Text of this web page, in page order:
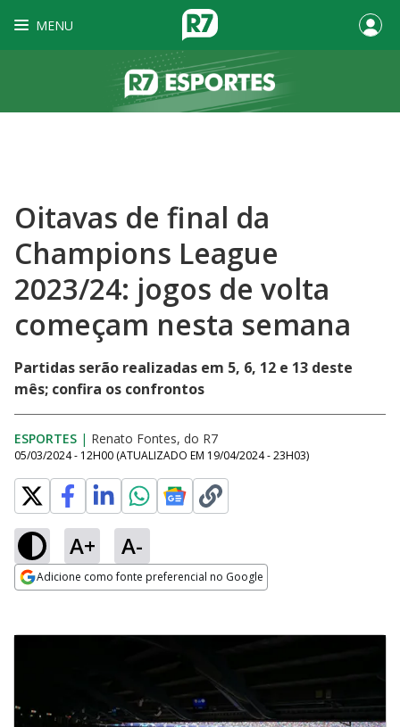
MENU
Oitavas de final da
Champions League
2023/24: jogos de volta
começam nesta semana
Partidas serão realizadas em 5, 6, 12 e 13 deste
mês; confira os confrontos
ESPORTES | Renato Fontes, do R7
05/03/2024 - 12H00 (ATUALIZADO EM 19/04/2024 - 23H03)
A+ A-
Adicione como fonte preferencial no Google